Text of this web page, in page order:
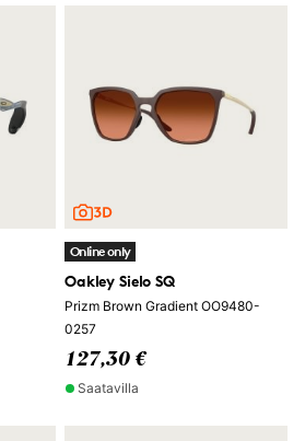
Online only
Oakley Sielo SQ
Prizm Brown Gradient OO9480-
0257
127,30 €
Saatavilla